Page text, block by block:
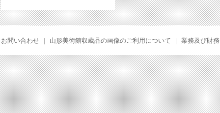
お問い合わせ ｜ 山形美術館収蔵品の画像のご利用について ｜ 業務及び財